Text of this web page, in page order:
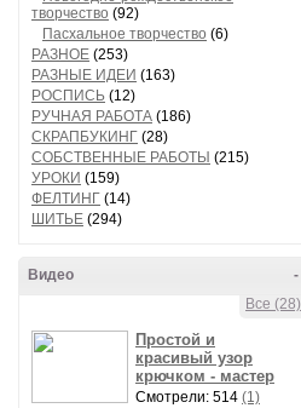
творчество (92)
Пасхальное творчество (6)
РАЗНОЕ (253)
РАЗНЫЕ ИДЕИ (163)
РОСПИСЬ (12)
РУЧНАЯ РАБОТА (186)
СКРАПБУКИНГ (28)
СОБСТВЕННЫЕ РАБОТЫ (215)
УРОКИ (159)
ФЕЛТИНГ (14)
ШИТЬЕ (294)
-
Видео
Все (28)
Простой и
красивый узор
крючком - мастер
Смотрели: 514 (1)